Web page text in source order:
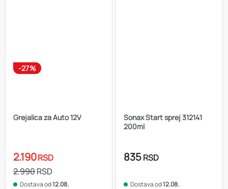
-27%
Grejalica za Auto 12V
2.190RSD
2.990RSD
Dostava od12.08.
Sonax Start sprej 312141
200ml
835RSD
Dostava od12.08.